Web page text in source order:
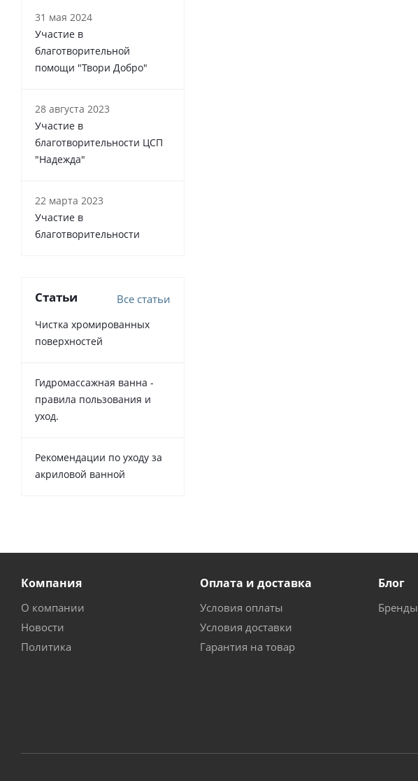
31 мая 2024
Участие в
благотворительной
помощи "Твори Добро"
28 августа 2023
Участие в
благотворительности ЦСП
"Надежда"
22 марта 2023
Участие в
благотворительности
Статьи Все статьи
Чистка хромированных
поверхностей
Гидромассажная ванна -
правила пользования и
уход.
Рекомендации по уходу за
акриловой ванной
Компания
О компании
Новости
Политика
Оплата и доставка
Условия оплаты
Условия доставки
Гарантия на товар
Блог
Бренды